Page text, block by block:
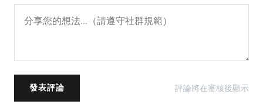
發表評論 評論將在審核後顯示